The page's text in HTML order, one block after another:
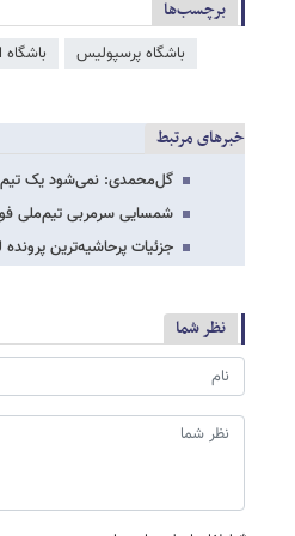
برچسب‌ها
باشگاه پرسپولیس
خبرهای مرتبط
گل‌محمدی: نمی‌شود یک تیم
شمسایی سرمربی تیم‌ملی
جزئیات پرحاشیه‌ترین
نظر شما